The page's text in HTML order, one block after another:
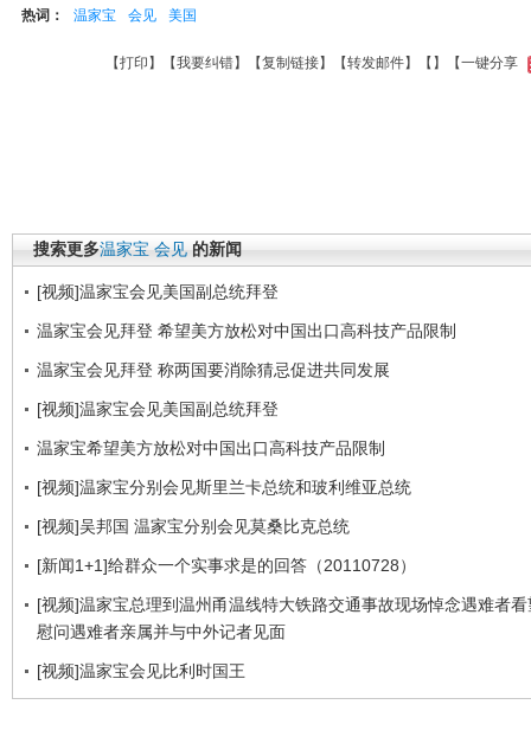
热词： 温家宝 会见 美国
【打印 】【我要纠错】【复制链接】【转发邮件】【 】 【一键分享
搜索更多温家宝 会见 的新闻
[视频]温家宝会见美国副总统拜登
温家宝会见拜登 希望美方放松对中国出口高科技产品限制
温家宝会见拜登 称两国要消除猜忌促进共同发展
[视频]温家宝会见美国副总统拜登
温家宝希望美方放松对中国出口高科技产品限制
[视频]温家宝分别会见斯里兰卡总统和玻利维亚总统
[视频]吴邦国 温家宝分别会见莫桑比克总统
[新闻1+1]给群众一个实事求是的回答（20110728）
[视频]温家宝总理到温州甬温线特大铁路交通事故现场悼念遇难者
慰问遇难者亲属并与中外记者见面
[视频]温家宝会见比利时国王